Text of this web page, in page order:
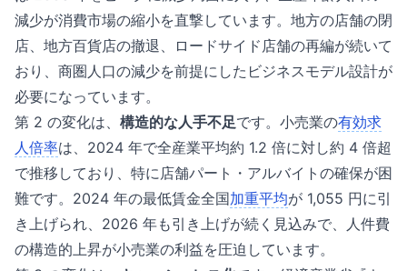
減少が消費市場の縮小を直撃しています。地方の店舗の閉
店、地方百貨店の撤退、ロードサイド店舗の再編が続いて
おり、商圏人口の減少を前提にしたビジネスモデル設計が
必要になっています。
第 2 の変化は、 構造的な人手不足です。小売業の有効求
人倍率は、2024 年で全産業平均約 1.2 倍に対し約 4 倍超
で推移しており、特に店舗パート・アルバイトの確保が困
難です。2024 年の最低賃金全国加重平均が 1,055 円に引
き上げられ、2026 年も引き上げが続く見込みで、人件費
の構造的上昇が小売業の利益を圧迫しています。